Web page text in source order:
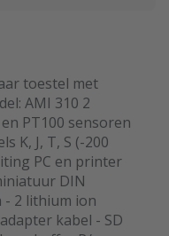
toestel met
AMI 310 2
PT100 sensoren
K, J, T, S (-200
PC en printer
DIN
- 2 lithium ion
kabel - SD